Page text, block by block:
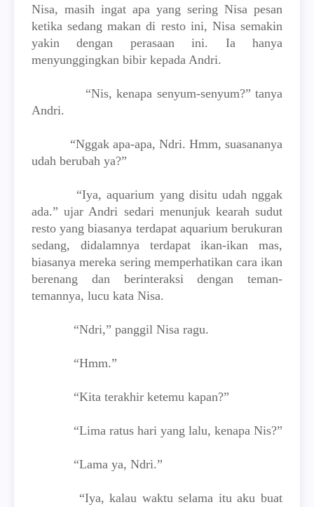
Nisa, masih ingat apa yang sering Nisa pesan
ketika sedang makan di resto ini, Nisa semakin
yakin dengan perasaan ini. Ia hanya
menyunggingkan bibir kepada Andri.
“Nis, kenapa senyum-senyum?” tanya
Andri.
“Nggak apa-apa, Ndri. Hmm, suasananya
udah berubah ya?”
“Iya, aquarium yang disitu udah nggak
ada.” ujar Andri sedari menunjuk kearah sudut
resto yang biasanya terdapat aquarium berukuran
sedang, didalamnya terdapat ikan-ikan mas,
biasanya mereka sering memperhatikan cara ikan
berenang dan berinteraksi dengan teman-
temannya, lucu kata Nisa.
“Ndri,” panggil Nisa ragu.
“Hmm.”
“Kita terakhir ketemu kapan?”
“Lima ratus hari yang lalu, kenapa Nis?”
“Lama ya, Ndri.”
“Iya, kalau waktu selama itu aku buat